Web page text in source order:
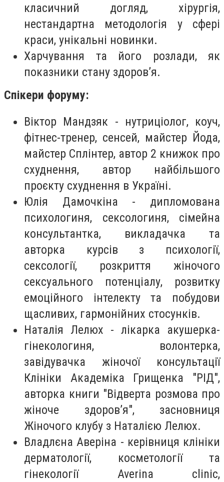
класичний догляд, хірургія,
нестандартна методологія у сфері
краси, унікальні новинки.
Харчування та його розлади, як
показники стану здоров’я.
Спікери форуму:
Віктор Мандзяк - нутриціолог, коуч,
фітнес-тренер, сенсей, майстер Йода,
майстер Сплінтер, автор 2 книжок про
схуднення, автор найбільшого
проєкту схуднення в Україні.
Юлія Дамочкіна - дипломована
психологиня, сексологиня, сімейна
консультантка, викладачка та
авторка курсів з психології,
сексології, розкриття жіночого
сексуального потенціалу, розвитку
емоційного інтелекту та побудови
щасливих, гармонійних стосунків.
Наталія Лелюх - лікарка акушерка-
гінекологиня, волонтерка,
завідувачка жіночої консультації
Клініки Академіка Грищенка "РІД",
авторка книги "Відверта розмова про
жіноче здоров’я", засновниця
Жіночого клубу з Наталією Лелюх.
Владлєна Аверіна - керівниця клініки
дерматології, косметології та
гінекології Averina clinic,